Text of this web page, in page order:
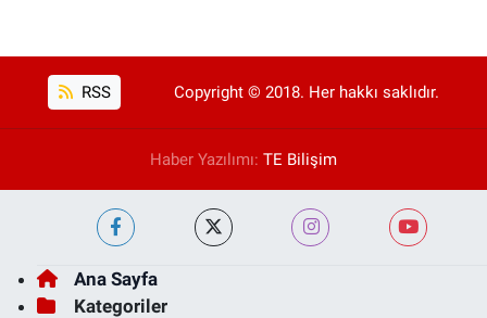
RSS Copyright © 2018. Her hakkı saklıdır.
Haber Yazılımı: TE Bilişim
Ana Sayfa
Kategoriler